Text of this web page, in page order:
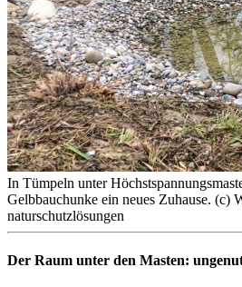
In Tümpeln unter
Gelbbauchunke ein neues Zuhause. (c)
naturschutzlösungen
Der Raum unter den Masten: